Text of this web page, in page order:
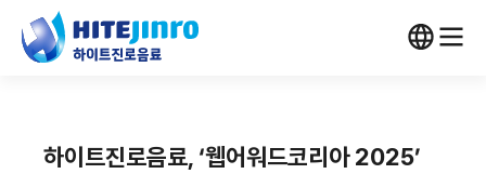
하이트진로음료, ‘웹어워드코리아 2025’